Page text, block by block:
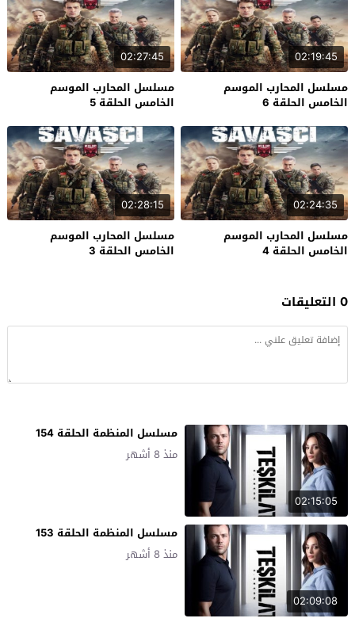
02:19:45
مسلسل المحارب الموسم
الخامس الحلقة 6
02:27:45
مسلسل المحارب الموسم
الخامس الحلقة 5
02:24:35
مسلسل المحارب الموسم
الخامس الحلقة 4
02:28:15
مسلسل المحارب الموسم
الخامس الحلقة 3
0 التعليقات
02:15:05
مسلسل المنظمة الحلقة 154
منذ 8 أشهر
02:09:08
مسلسل المنظمة الحلقة 153
منذ 8 أشهر